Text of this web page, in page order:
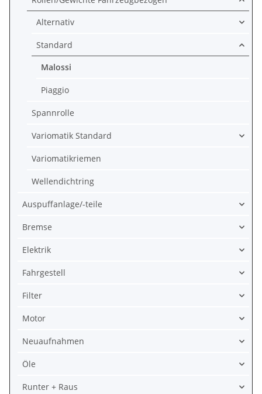
Alternativ
Standard
Malossi
Piaggio
Spannrolle
Variomatik Standard
Variomatikriemen
Wellendichtring
Auspuffanlage/-teile
Bremse
Elektrik
Fahrgestell
Filter
Motor
Neuaufnahmen
Öle
Runter + Raus